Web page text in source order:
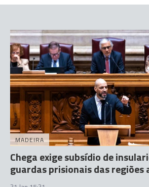
MADEIRA
Chega exige subsídio de
guardas prisionais das regiões